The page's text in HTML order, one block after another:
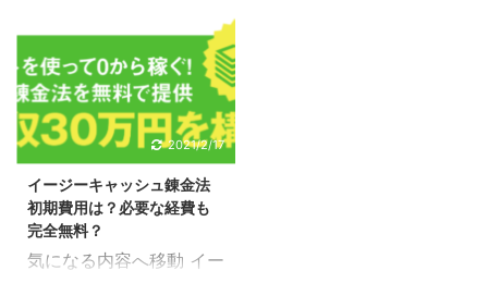
おくというのは大切なこ
とです。 イージーキャッ
シュ錬金法がどのような
安全性があって稼げない
とは言えない理由につい
て検証してみた結果を解
説していきます。 副業の
詳細を知りたい ...
ャッシュ錬金法は、ノウ
ハウを完全無料提供して
くれるだけでなく完全収
入保証も用意してくれて
います。 ノウハウは無料
にも関わらず、何故収入
保証までしてくれるので
しょうか？ 本来はLINE
登録をしないと分からな
い情報になっています
2021/2/17
イージーキャッシュ錬金法
初期費用は？必要な経費も
完全無料？
気になる内容へ移動 イー